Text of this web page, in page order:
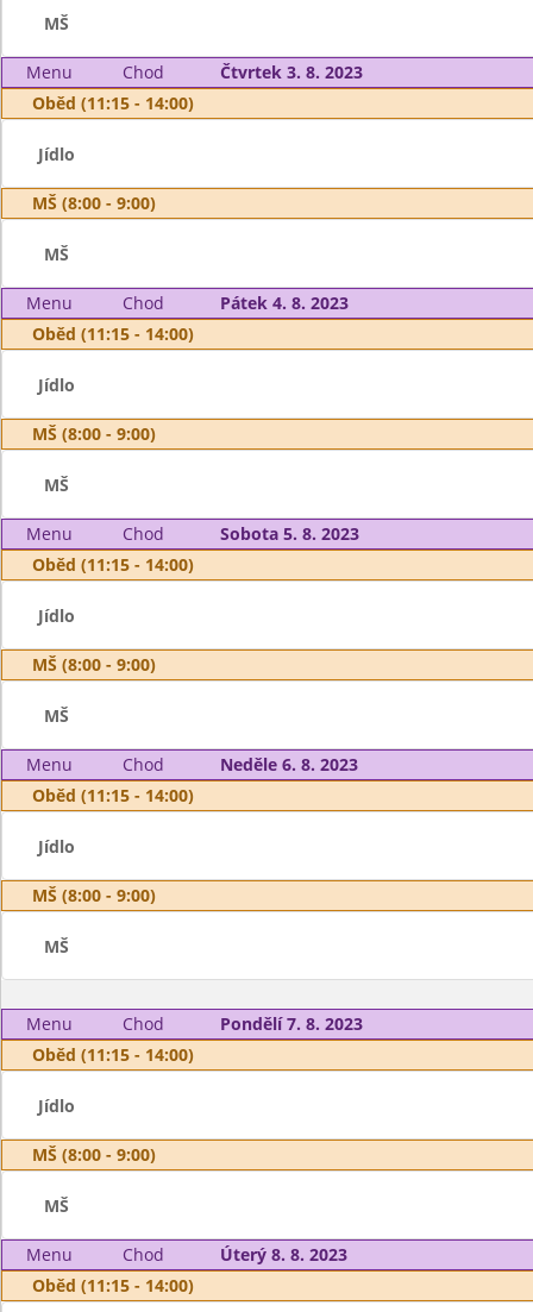
MŠ
Menu Chod
Čtvrtek 3. 8. 2023
Oběd (11:15 - 14:00)
Jídlo
MŠ (8:00 - 9:00)
MŠ
Menu Chod
Pátek 4. 8. 2023
Oběd (11:15 - 14:00)
Jídlo
MŠ (8:00 - 9:00)
MŠ
Menu Chod
Sobota 5. 8. 2023
Oběd (11:15 - 14:00)
Jídlo
MŠ (8:00 - 9:00)
MŠ
Menu Chod
Neděle 6. 8. 2023
Oběd (11:15 - 14:00)
Jídlo
MŠ (8:00 - 9:00)
MŠ
Menu Chod
Pondělí 7. 8. 2023
Oběd (11:15 - 14:00)
Jídlo
MŠ (8:00 - 9:00)
MŠ
Menu Chod
Úterý 8. 8. 2023
Oběd (11:15 - 14:00)